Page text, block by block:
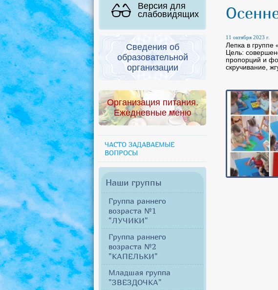
Версия для
слабовидящих
Сведения об
образовательной
организации
Организация питания.
Ежедневные меню
ЧАСТО ЗАДАВАЕМЫЕ
ВОПРОСЫ
Наши группы
Группа раннего
возраста №1
"ЛУЧИКИ"
Группа раннего
возраста №2
"КАПЕЛЬКИ"
Младшая группа
"ЗВЕЗДОЧКА"
11 октября 2023 г.
Лепка в группе
Цель:
пропорций и
скручивание,